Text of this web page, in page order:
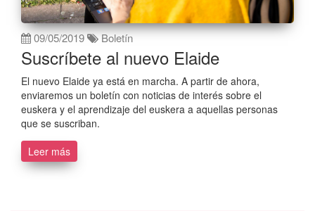
09/05/2019 Boletín
Suscríbete al nuevo Elaide
El nuevo Elaide ya está en marcha. A partir de ahora,
enviaremos un boletín con noticias de interés sobre el
euskera y el aprendizaje del euskera a aquellas personas
que se suscriban.
Leer más